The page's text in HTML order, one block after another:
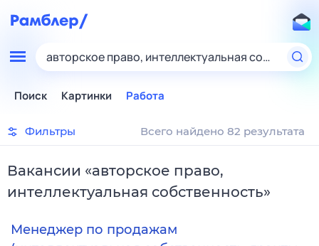
авторское право, интеллектуальная
Поиск Картинки Работа
Фильтры Всего найдено 82 результата
Вакансии «авторское право,
интеллектуальная собственность»
Менеджер по продажам